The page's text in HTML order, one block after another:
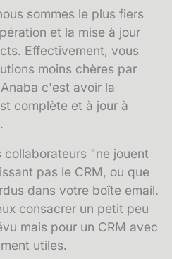
sommes le plus fiers
et la mise à jour
Effectivement, vous
moins chères par
c'est avoir la
complète et à jour à
collaborateurs "ne jouent
pas le CRM, ou que
dans votre boîte email.
consacrer un petit peu
mais pour un CRM avec
utiles.